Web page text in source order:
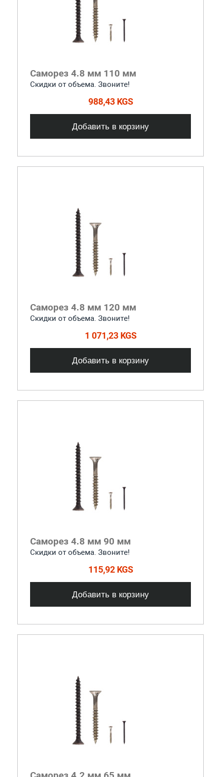
Саморез 4.8 мм 110 мм
Скидки от объема. Звоните!
988,43 KGS
Добавить в корзину
Саморез 4.8 мм 120 мм
Скидки от объема. Звоните!
1 071,23 KGS
Добавить в корзину
Саморез 4.8 мм 90 мм
Скидки от объема. Звоните!
115,92 KGS
Добавить в корзину